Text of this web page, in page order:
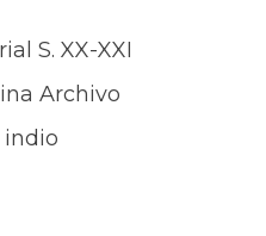
S. XX-XXI
Archivo
indio